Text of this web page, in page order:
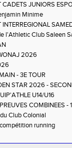
JUNIORS
Minime
l'Athletic Club Saleen
2026
- 3E TOUR
STAR 2026 -
U14/U16
COMBINEES
Club Colonial
running